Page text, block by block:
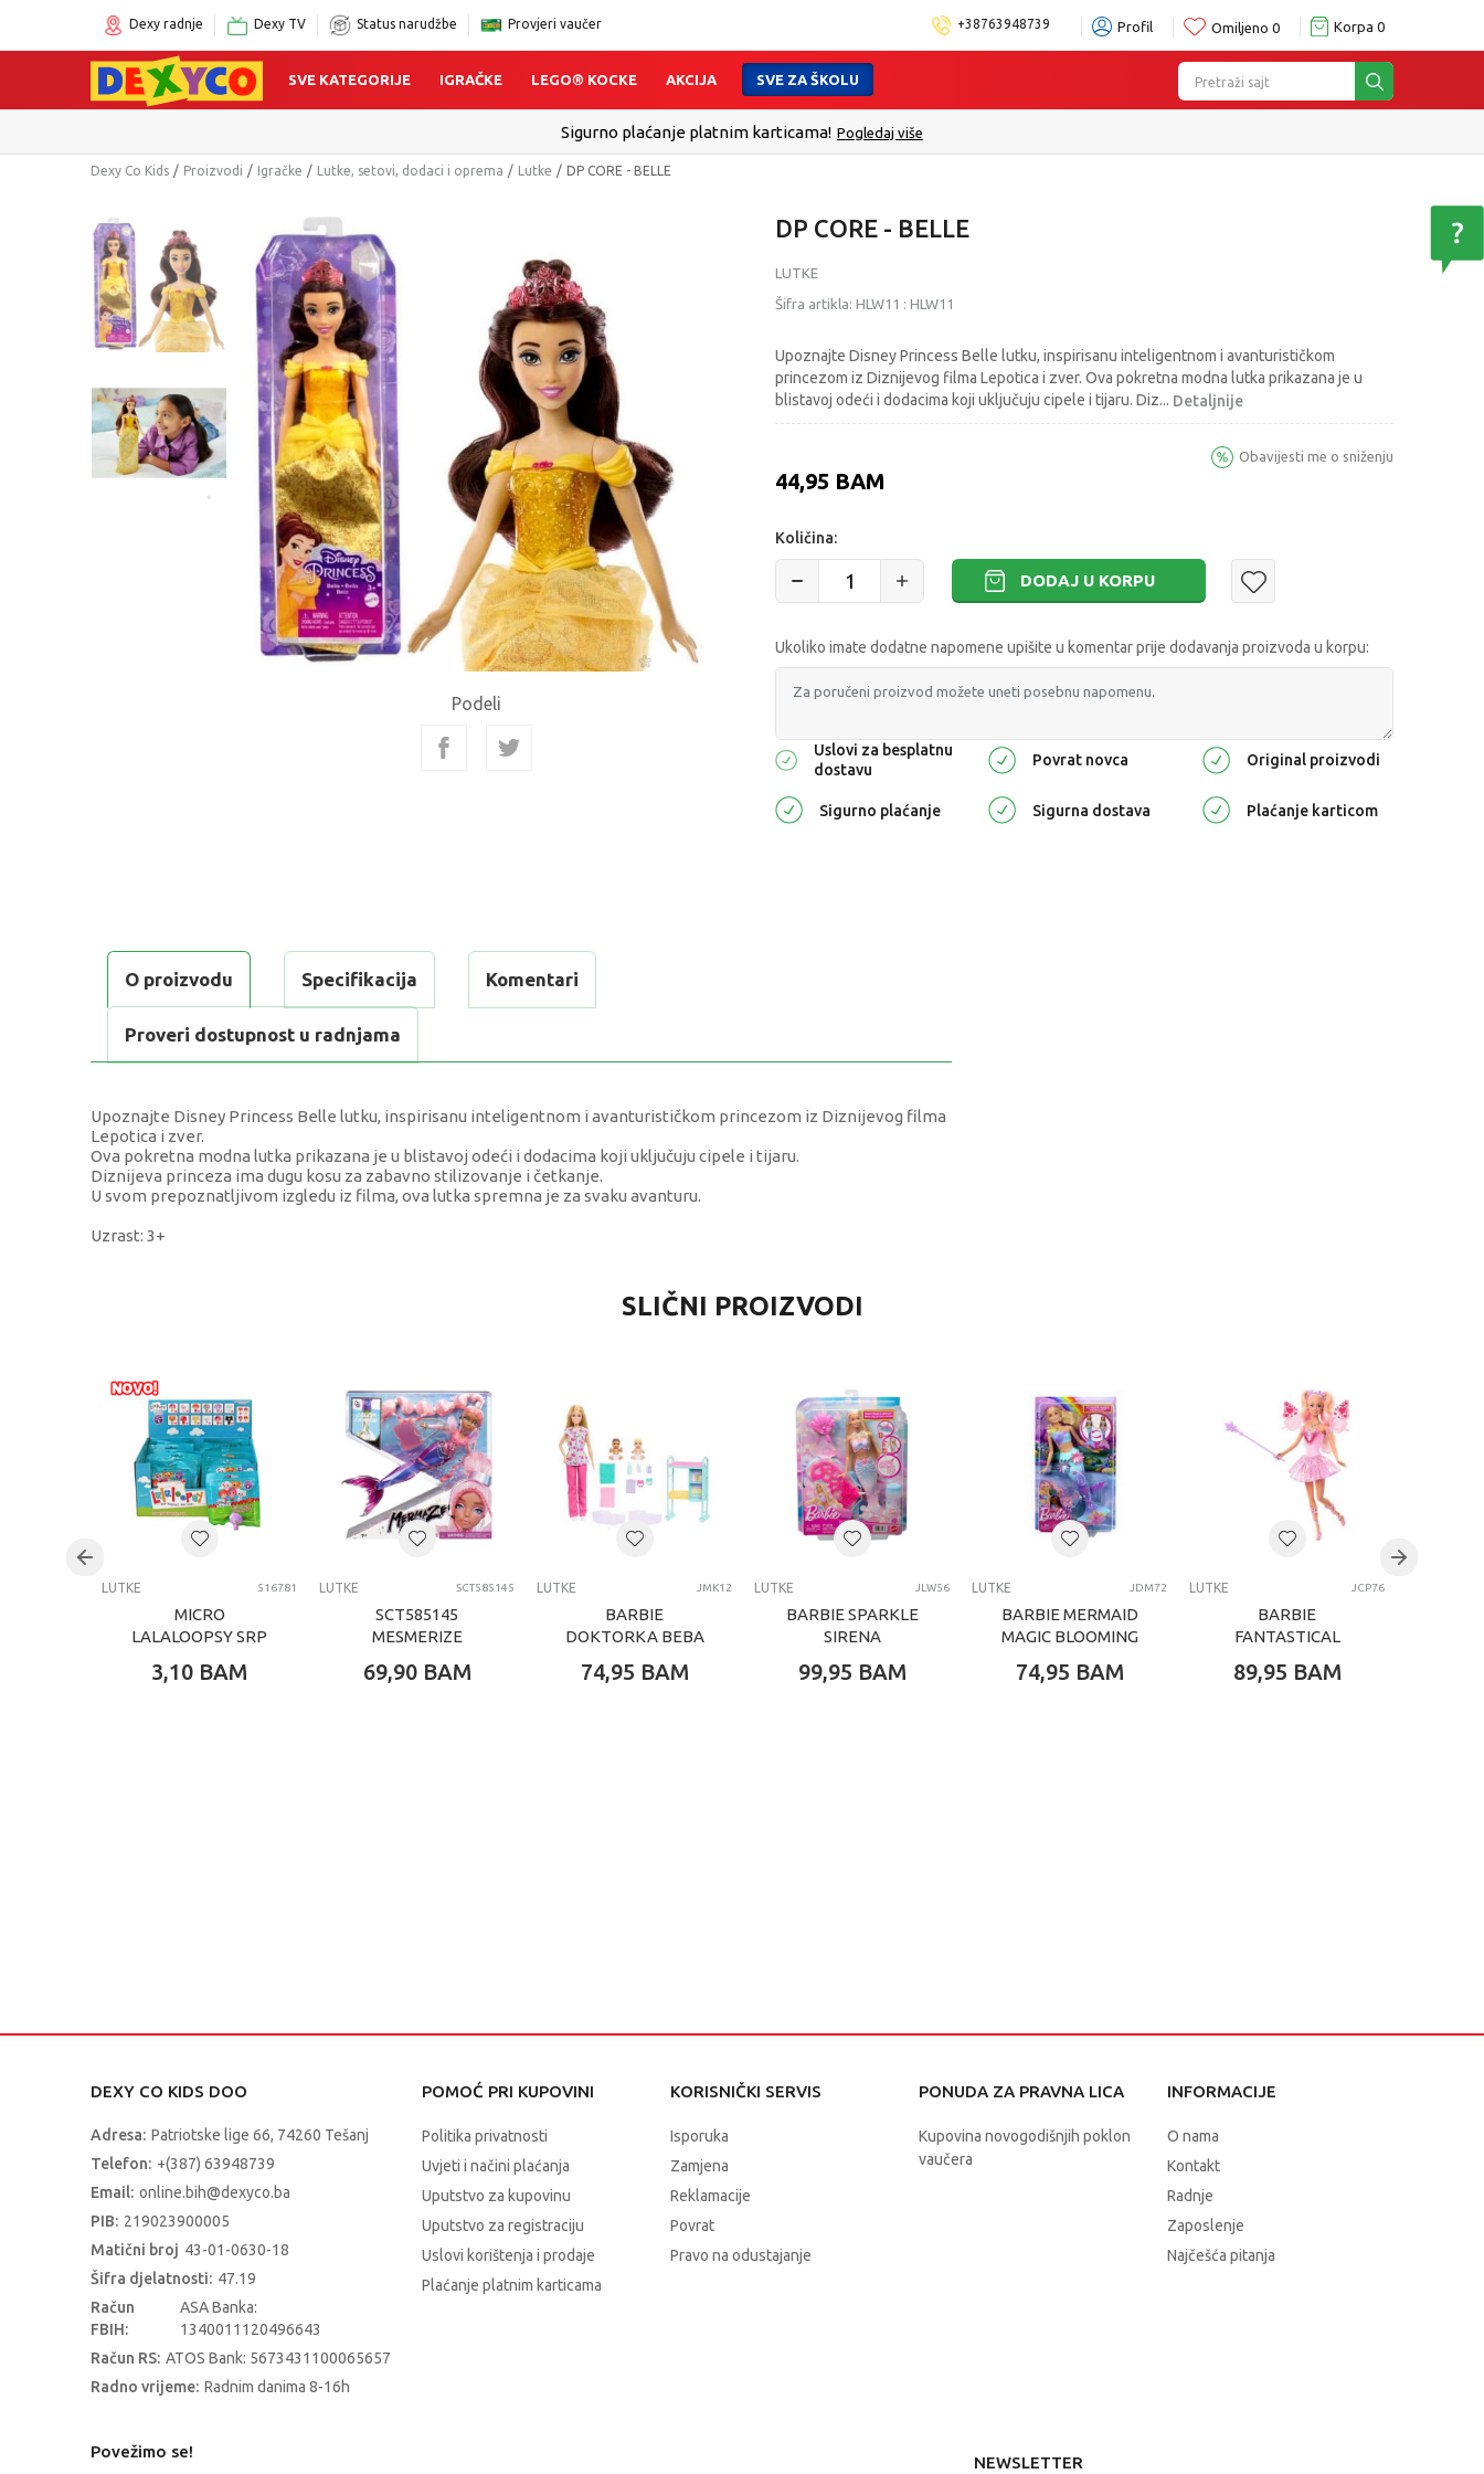
Dexy radnje Dexy TV Status narudžbe Provjeri vaučer +38763948739 Profil Omiljeno 0 Korpa 0
Pretraži sajt
SVE KATEGORIJE IGRAČKE LEGO® KOCKE AKCIJA SVE ZA ŠKOLU
Click&Collect - Platite karticom Online i preuzmite u prodavnici po Vašem izboru
Dexy Co Kids Proizvodi Igračke Lutke, setovi, dodaci i oprema Lutke DP CORE - BELLE
Podeli
DP CORE - BELLE
LUTKE
Šifra artikla: HLW11 : HLW11
Upoznajte Disney Princess Belle lutku, inspirisanu inteligentnom i avanturističkom
princezom iz Diznijevog filma Lepotica i zver. Ova pokretna modna lutka prikazana je u
blistavoj odeći i dodacima koji uključuju cipele i tijaru. Diz... Detaljnije
44,95 BAM
Obavijesti me o sniženju
Količina:
DODAJ U KORPU
Ukoliko imate dodatne napomene upišite u komentar prije dodavanja proizvoda u korpu:
Uslovi za besplatnu
dostavu
Povrat novca Original proizvodi
Sigurno plaćanje Sigurna dostava Plaćanje karticom
O proizvodu Specifikacija Komentari
Proveri dostupnost u radnjama
Upoznajte Disney Princess Belle lutku, inspirisanu inteligentnom i avanturističkom princezom iz Diznijevog filma
Lepotica i zver.
Ova pokretna modna lutka prikazana je u blistavoj odeći i dodacima koji uključuju cipele i tijaru.
Diznijeva princeza ima dugu kosu za zabavno stilizovanje i četkanje.
U svom prepoznatljivom izgledu iz filma, ova lutka spremna je za svaku avanturu.
Uzrast: 3+
Lutke
Pol Djevojčice
Uzrast 4-6 G
Disney Princess
SLIČNI PROIZVODI
LUTKE 516781
MICRO
LALALOOPSY SRP
3,10 BAM
LUTKE SCT585145
SCT585145
MESMERIZE
PIDZAMA PARTY
69,90 BAM
LUTKE JMK12
BARBIE
DOKTORKA BEBA
74,95 BAM
LUTKE JLW56
BARBIE SPARKLE
SIRENA
99,95 BAM
LUTKE JDM72
BARBIE MERMAID
MAGIC BLOOMING
74,95 BAM
LUTKE JCP76
BARBIE
FANTASTICAL
89,95 BAM
DEXY CO KIDS DOO
Adresa: Patriotske lige 66, 74260 Tešanj
Telefon: +(387) 63948739
Email: online.bih@dexyco.ba
PIB: 219023900005
Matični broj 43-01-0630-18
Šifra djelatnosti: 47.19
Račun
FBIH:
ASA Banka:
1340011120496643
Račun RS: ATOS Bank: 5673431100065657
Radno vrijeme: Radnim danima 8-16h
POMOĆ PRI KUPOVINI
Politika privatnosti
Uvjeti i načini plaćanja
Uputstvo za kupovinu
Uputstvo za registraciju
Uslovi korištenja i prodaje
Plaćanje platnim karticama
KORISNIČKI SERVIS
Isporuka
Zamjena
Reklamacije
Povrat
Pravo na odustajanje
PONUDA ZA PRAVNA LICA
Kupovina novogodišnjih poklon
vaučera
INFORMACIJE
O nama
Kontakt
Radnje
Zaposlenje
Najčešća pitanja
Povežimo se!
NEWSLETTER